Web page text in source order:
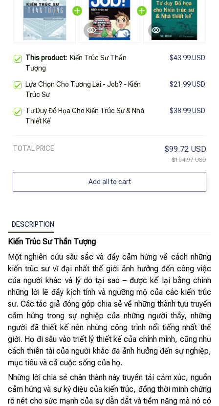
This product: Kiến Trúc Sư Thần
Tượng
$43.99 USD
Lựa Chọn Cho Tương Lai - Job? - Kiến
Trúc Sư
$21.99 USD
Tư Duy Đồ Họa Cho Kiến Trúc Sư & Nhà
Thiết Kế
$38.99 USD
TOTAL PRICE $99.72 USD
$104.97 USD
Add all to cart
DESCRIPTION
Kiến Trúc Sư Thần Tượng
Một nghiên cứu sâu sắc và đầy cảm hứng về cách những
kiến trúc sư vĩ đại nhất thế giới ảnh hưởng đến công việc
của người khác và lý do tại sao – được kể lại bằng chính
những lời lẽ đầy kịch tính và ngưỡng mộ của các kiến trúc
sư. Các tác giả đóng góp chia sẻ về những thành tựu truyền
cảm hứng trong sự nghiệp của những người thầy, những
người đã thiết kế nên những công trình nổi tiếng nhất thế
giới. Họ đi sâu vào triết lý thiết kế của chính mình, cũng như
cách thiên tài của người khác đã ảnh hưởng đến sự nghiệp,
mục tiêu và cả cuộc sống của họ.
Những lời chia sẻ chân thành này truyền tải cảm xúc, nguồn
cảm hứng và sự kỳ diệu của kiến trúc, đồng thời minh chứng
rõ nét cho sức mạnh của sự dẫn dắt và tiềm năng mà nó có